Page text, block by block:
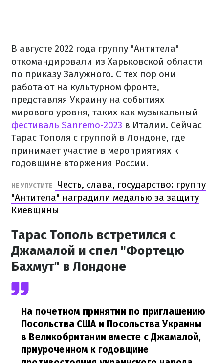
В августе 2022 года группу "Антитела"
откомандировали из Харьковской области
по приказу Залужного. С тех пор они
работают на культурном фронте,
представляя Украину на событиях
мирового уровня, таких как музыкальный
фестиваль Sanremo-2023 в Италии. Сейчас
Тарас Тополя с группой в Лондоне, где
принимает участие в мероприятиях к
годовщине вторжения России.
НЕ УПУСТИТЕ
Честь, слава, государство: группу
"Антитела" наградили медалью за защиту
Киевщины
Тарас Тополь встретился с
Джамалой и спел "Фортецю
Бахмут" в Лондоне
На почетном принятии по приглашению
Посольства США и Посольства Украины
в Великобритании вместе с Джамалой,
приуроченном к годовщине